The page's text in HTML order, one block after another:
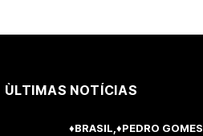
ÙLTIMAS NOTÍCIAS
♦BRASIL ♦PEDRO GOMES